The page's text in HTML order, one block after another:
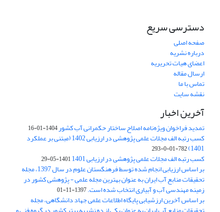
دسترسی سریع
صفحه اصلی
درباره نشریه
اعضای هیات تحریریه
ارسال مقاله
تماس با ما
نقشه سایت
آخرین اخبار
تمدید فراخوان ویژه‌نامه اصلاح ساختار حکمرانی آب کشور1404-01-16
کسب رتبه الف مجلات علمی پژوهشی در ارزیابی 1402 (مبتنی بر عملکرد
1401)
782-01-0-293
کسب رتبه الف مجلات علمی پژوهشی در ارزیابی 1401 1401-05-29
بر اساس ارزیابی انجام شده توسط فرهنگستان علوم در سال 1397، مجله
تحقیقات منابع آب ایران به عنوان بهترین مجله علمی - پژوهشی کشور در
زمینه مهندسی آب و آبیاری انتخاب شده است.1397-11-01
بر اساس آخرین ارزشیابی پایگاه اطلاعات علمی جهاد دانشگاهی، مجله